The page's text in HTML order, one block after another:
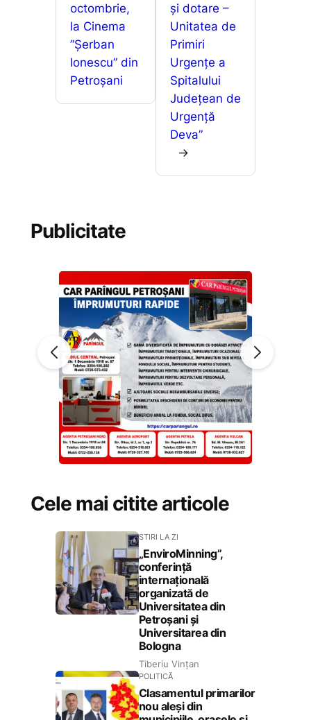
octombrie,
la Cinema
”Șerban
Ionescu” din
Petroșani
și dotare –
Unitatea de
Primiri
Urgențe a
Spitalului
Județean de
Urgență
Deva”
→
Publicitate
Cele mai citite articole
STIRI LA ZI
„EnviroMinning”,
conferință
internațională
organizată de
Universitatea din
Petroșani și
Universitarea din
Bologna
Tiberiu Vințan
POLITICĂ
Clasamentul primarilor
nou aleși din